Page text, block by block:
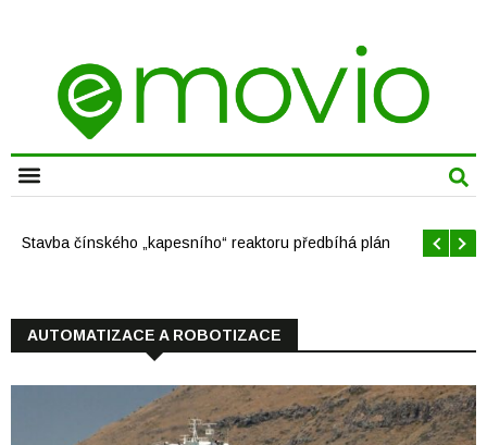
Stavba čínského „kapesního“ reaktoru předbíhá plán
AUTOMATIZACE A ROBOTIZACE